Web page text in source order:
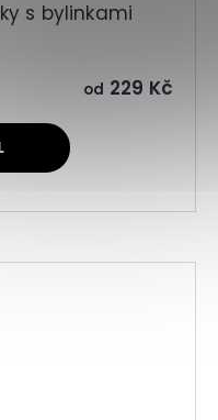
s bylinkami
od 229 Kč